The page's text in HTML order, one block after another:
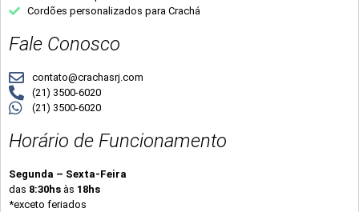
Cordões personalizados para Crachá
Fale Conosco
contato@crachasrj.com
(21) 3500-6020
(21) 3500-6020
Horário de Funcionamento
Segunda – Sexta-Feira
das 8:30hs às 18hs
*exceto feriados